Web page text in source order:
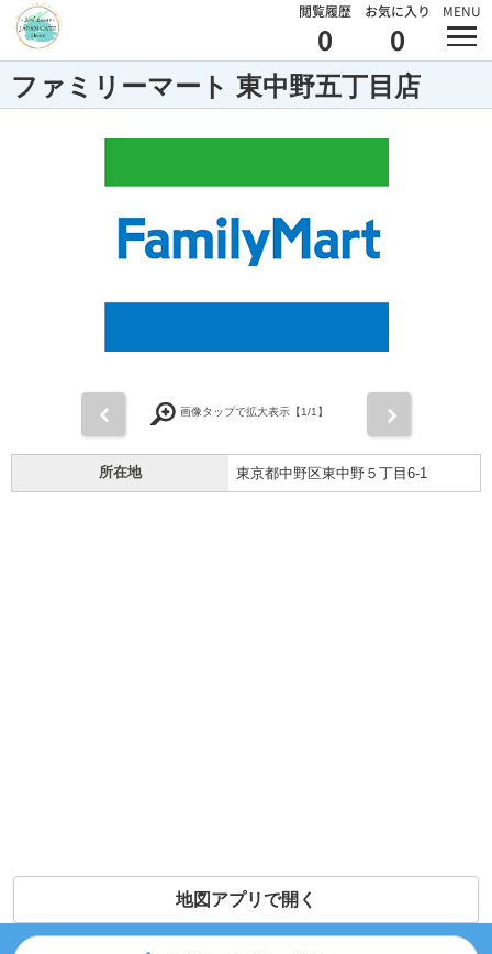
閲覧履歴
0
お気に入り
0
MENU
ファミリーマート 東中野五丁目店
画像タップで拡大表示【1/1】
所在地 東京都中野区東中野５丁目6-1
地図アプリで開く